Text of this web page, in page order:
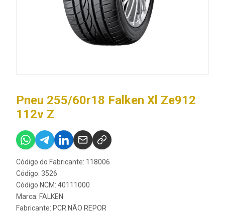
Pneu 255/60r18 Falken Xl Ze912
112v Z
Código do Fabricante: 118006
Código: 3526
Código NCM: 40111000
Marca: FALKEN
Fabricante: PCR NÃO REPOR